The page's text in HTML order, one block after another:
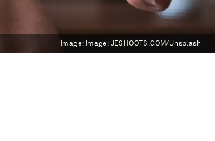
Image: Image: JESHOOTS.COM/Unsplash